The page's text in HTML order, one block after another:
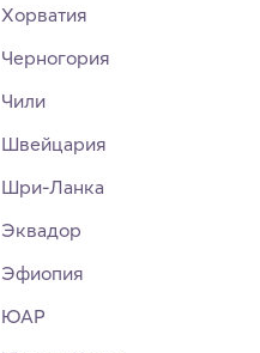
Хорватия
Черногория
Чили
Швейцария
Шри-Ланка
Эквадор
Эфиопия
ЮАР